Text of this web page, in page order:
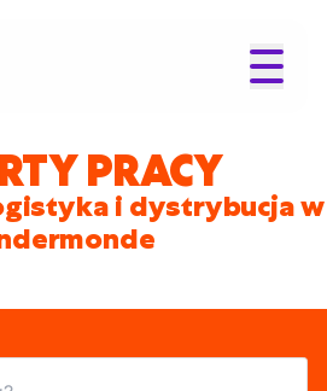
PRACY
i dystrybucja w